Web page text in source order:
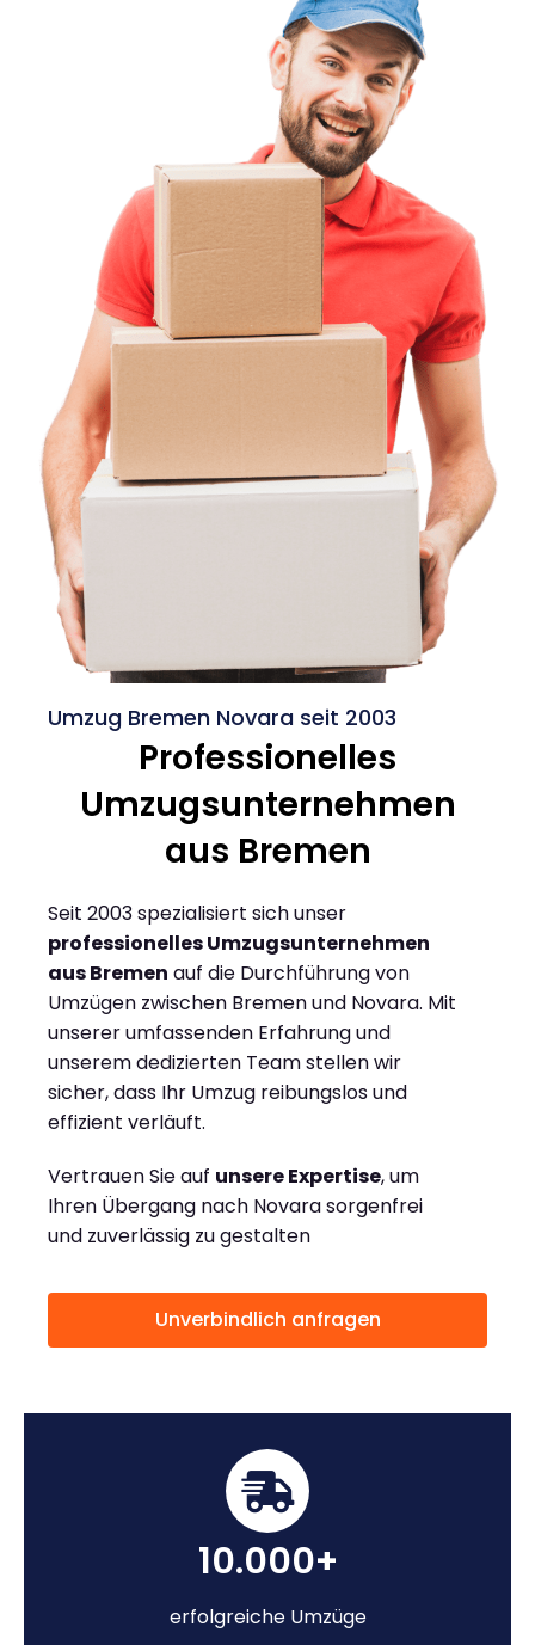
Umzug Bremen Novara seit 2003
Professionelles
Umzugsunternehmen
aus Bremen
Seit 2003 spezialisiert sich unser
professionelles Umzugsunternehmen
aus Bremen auf die Durchführung von
Umzügen zwischen Bremen und Novara. Mit
unserer umfassenden Erfahrung und
unserem dedizierten Team stellen wir
sicher, dass Ihr Umzug reibungslos und
effizient verläuft.
Vertrauen Sie auf unsere Expertise, um
Ihren Übergang nach Novara sorgenfrei
und zuverlässig zu gestalten
Unverbindlich anfragen
10.000+
erfolgreiche Umzüge